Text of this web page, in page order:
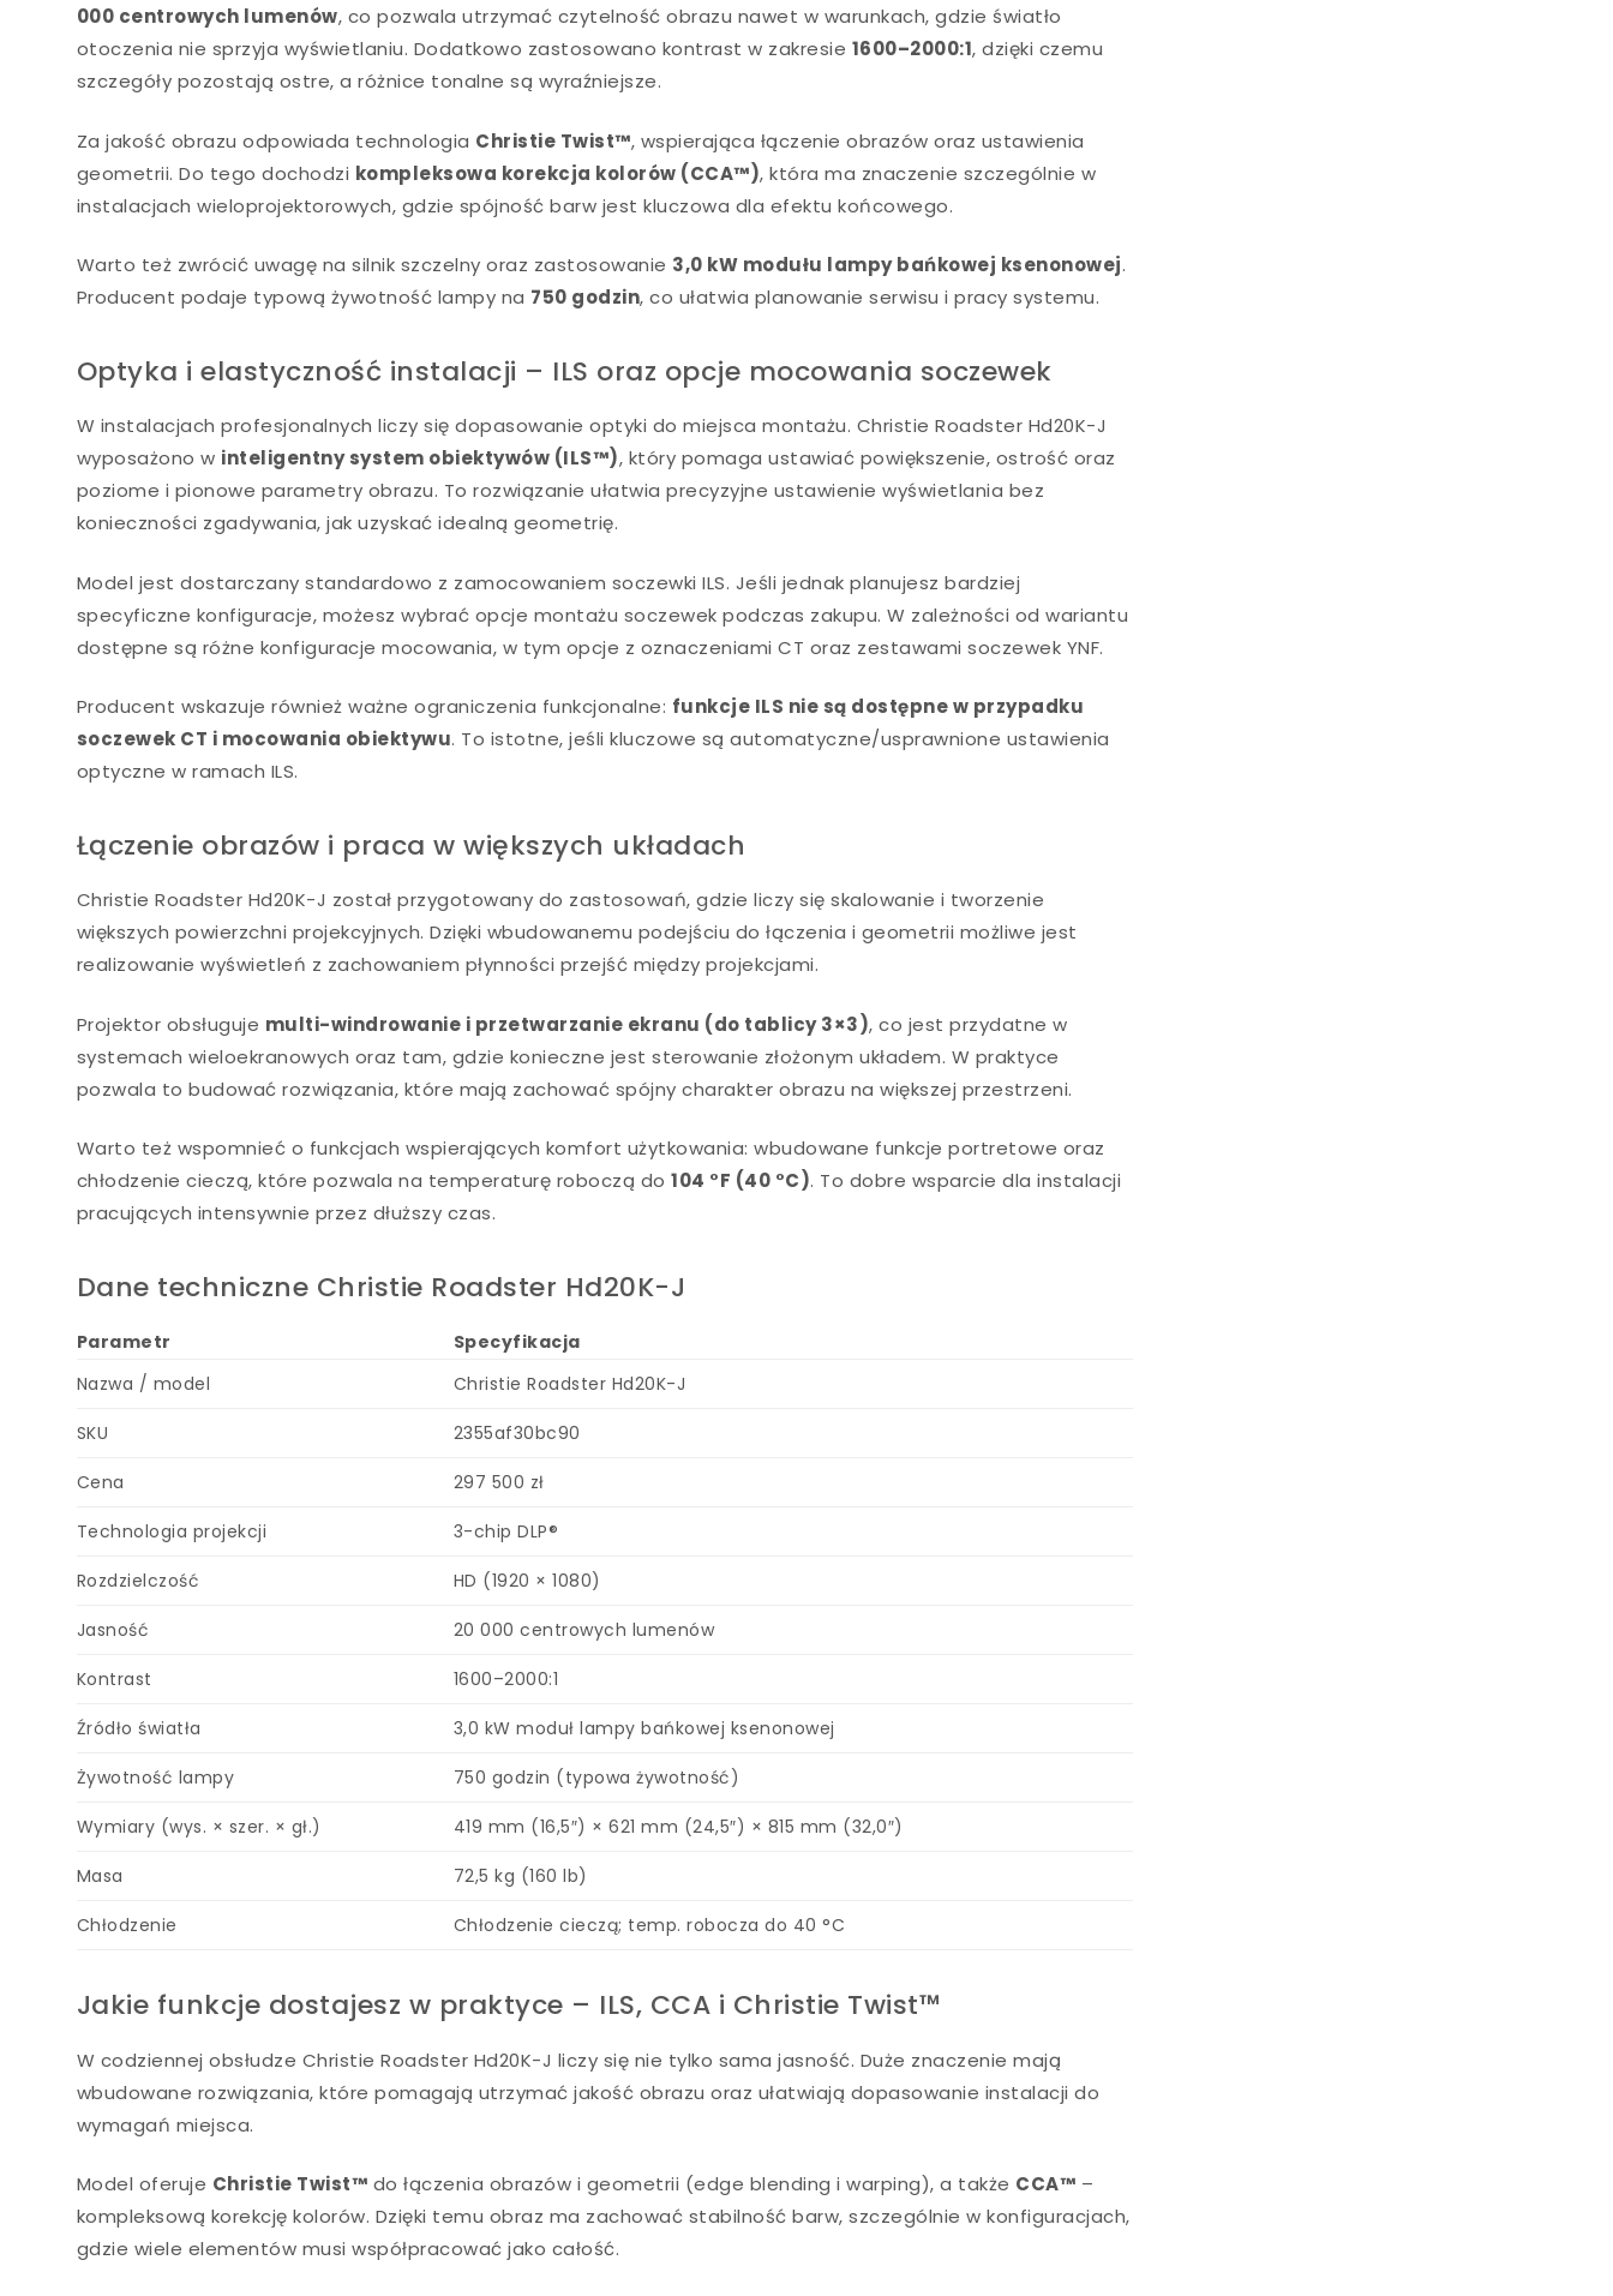
000 centrowych lumenów, co pozwala utrzymać czytelność obrazu nawet w warunkach, gdzie światło
otoczenia nie sprzyja wyświetlaniu. Dodatkowo zastosowano kontrast w zakresie 1600–2000:1, dzięki czemu
szczegóły pozostają ostre, a różnice tonalne są wyraźniejsze.
Za jakość obrazu odpowiada technologia Christie Twist™, wspierająca łączenie obrazów oraz ustawienia
geometrii. Do tego dochodzi kompleksowa korekcja kolorów (CCA™), która ma znaczenie szczególnie w
instalacjach wieloprojektorowych, gdzie spójność barw jest kluczowa dla efektu końcowego.
Warto też zwrócić uwagę na silnik szczelny oraz zastosowanie 3,0 kW modułu lampy bańkowej ksenonowej.
Producent podaje typową żywotność lampy na 750 godzin, co ułatwia planowanie serwisu i pracy systemu.
Optyka i elastyczność instalacji – ILS oraz opcje mocowania soczewek
W instalacjach profesjonalnych liczy się dopasowanie optyki do miejsca montażu. Christie Roadster Hd20K-J
wyposażono w inteligentny system obiektywów (ILS™), który pomaga ustawiać powiększenie, ostrość oraz
poziome i pionowe parametry obrazu. To rozwiązanie ułatwia precyzyjne ustawienie wyświetlania bez
konieczności zgadywania, jak uzyskać idealną geometrię.
Model jest dostarczany standardowo z zamocowaniem soczewki ILS. Jeśli jednak planujesz bardziej
specyficzne konfiguracje, możesz wybrać opcje montażu soczewek podczas zakupu. W zależności od wariantu
dostępne są różne konfiguracje mocowania, w tym opcje z oznaczeniami CT oraz zestawami soczewek YNF.
Producent wskazuje również ważne ograniczenia funkcjonalne: funkcje ILS nie są dostępne w przypadku
soczewek CT i mocowania obiektywu. To istotne, jeśli kluczowe są automatyczne/usprawnione ustawienia
optyczne w ramach ILS.
Łączenie obrazów i praca w większych układach
Christie Roadster Hd20K-J został przygotowany do zastosowań, gdzie liczy się skalowanie i tworzenie
większych powierzchni projekcyjnych. Dzięki wbudowanemu podejściu do łączenia i geometrii możliwe jest
realizowanie wyświetleń z zachowaniem płynności przejść między projekcjami.
Projektor obsługuje multi-windrowanie i przetwarzanie ekranu (do tablicy 3×3), co jest przydatne w
systemach wieloekranowych oraz tam, gdzie konieczne jest sterowanie złożonym układem. W praktyce
pozwala to budować rozwiązania, które mają zachować spójny charakter obrazu na większej przestrzeni.
Warto też wspomnieć o funkcjach wspierających komfort użytkowania: wbudowane funkcje portretowe oraz
chłodzenie cieczą, które pozwala na temperaturę roboczą do104 °F (40 °C). To dobre wsparcie dla instalacji
pracujących intensywnie przez dłuższy czas.
Dane techniczne Christie Roadster Hd20K-J
Parametr
Specyfikacja
Nazwa / model
Christie Roadster Hd20K-J
SKU 2355af30bc90
Cena 297 500 zł
Technologia projekcji 3-chip DLP®
Rozdzielczość HD (1920 × 1080)
Jasność 20 000 centrowych lumenów
Kontrast 1600–2000:1
Źródło światła 3,0 kW moduł lampy bańkowej ksenonowej
Żywotność lampy 750 godzin (typowa żywotność)
Wymiary (wys. × szer. × gł.) 419 mm (16,5″) × 621 mm (24,5″) × 815 mm (32,0″)
Masa 72,5 kg (160 lb)
Chłodzenie Chłodzenie cieczą; temp. robocza do 40 °C
Jakie funkcje dostajesz w praktyce – ILS, CCA i Christie Twist™
W codziennej obsłudze Christie Roadster Hd20K-J liczy się nie tylko sama jasność. Duże znaczenie mają
wbudowane rozwiązania, które pomagają utrzymać jakość obrazu oraz ułatwiają dopasowanie instalacji do
wymagań miejsca.
Model oferuje Christie Twist™ do łączenia obrazów i geometrii (edge blending i warping), a także CCA™ –
kompleksową korekcję kolorów. Dzięki temu obraz ma zachować stabilność barw, szczególnie w konfiguracjach,
gdzie wiele elementów musi współpracować jako całość.